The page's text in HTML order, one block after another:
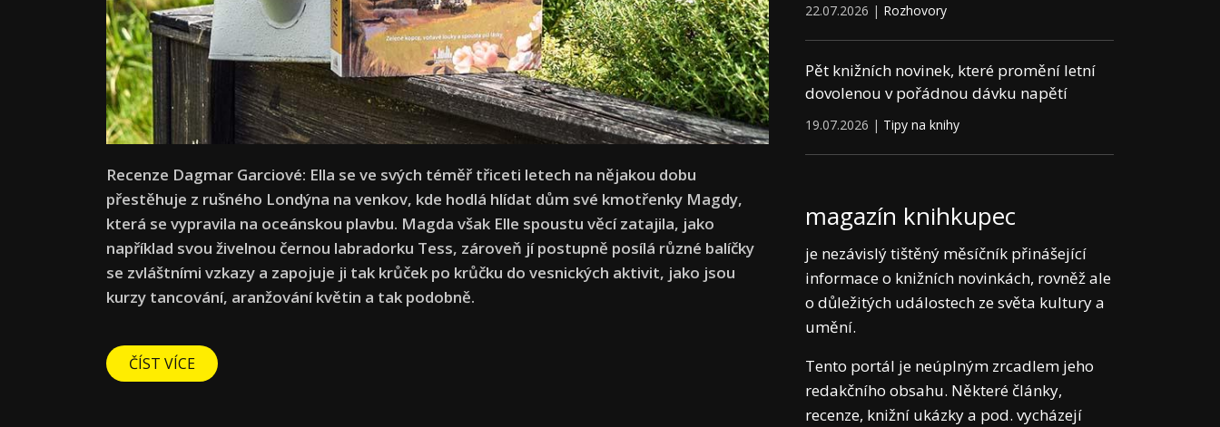
Recenze Dagmar Garciové: Ella se ve svých téměř třiceti letech na nějakou dobu
přestěhuje z rušného Londýna na venkov, kde hodlá hlídat dům své kmotřenky Magdy,
která se vypravila na oceánskou plavbu. Magda však Elle spoustu věcí zatajila, jako
například svou živelnou černou labradorku Tess, zároveň jí postupně posílá různé balíčky
se zvláštními vzkazy a zapojuje ji tak krůček po krůčku do vesnických aktivit, jako jsou
kurzy tancování, aranžování květin a tak podobně.
ČÍST VÍCE
22.07.2026 | Rozhovory
Pět knižních novinek, které promění letní
dovolenou v pořádnou dávku napětí
19.07.2026 | Tipy na knihy
magazín knihkupec
je nezávislý tištěný měsíčník přinášející
informace o knižních novinkách, rovněž ale
o důležitých událostech ze světa kultury a
umění.
Tento portál je neúplným zrcadlem jeho
redakčního obsahu. Některé články,
recenze, knižní ukázky a pod. vycházejí